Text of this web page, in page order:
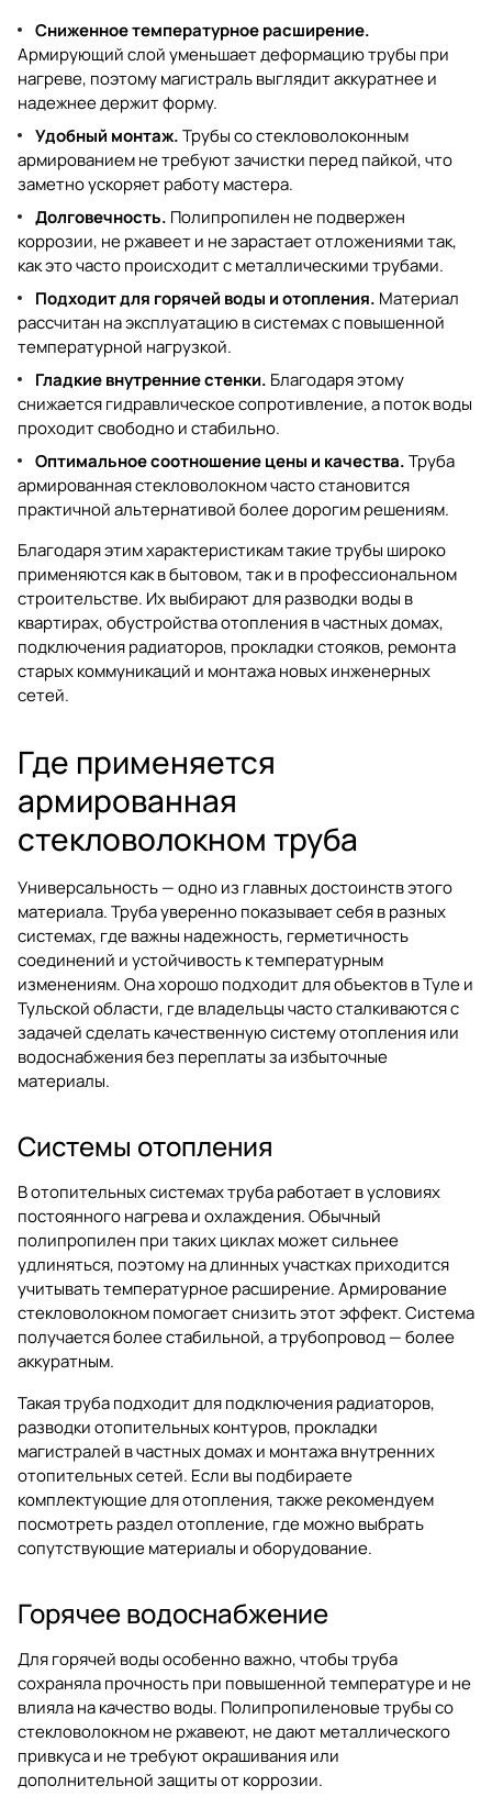
Сниженное температурное расширение.
Армирующий слой уменьшает деформацию трубы при
нагреве, поэтому магистраль выглядит аккуратнее и
надежнее держит форму.
Удобный монтаж.Трубы со стекловолоконным
армированием не требуют зачистки перед пайкой, что
заметно ускоряет работу мастера.
Долговечность. Полипропилен не подвержен
коррозии, не ржавеет и не зарастает отложениями так,
как это часто происходит с металлическими трубами.
Подходит для горячей воды и отопления. Материал
рассчитан на эксплуатацию в системах с повышенной
температурной нагрузкой.
Гладкие внутренние стенки. Благодаря этому
снижается гидравлическое сопротивление, а поток воды
проходит свободно и стабильно.
Оптимальное соотношение цены и качества.Труба
армированная стекловолокном часто становится
практичной альтернативой более дорогим решениям.
Благодаря этим характеристикам такие трубы широко
применяются как в бытовом, так и в профессиональном
строительстве. Их выбирают для разводки воды в
квартирах, обустройства отопления в частных домах,
подключения радиаторов, прокладки стояков, ремонта
старых коммуникаций и монтажа новых инженерных
сетей.
Где применяется
армированная
стекловолокном труба
Универсальность — одно из главных достоинств этого
материала. Труба уверенно показывает себя в разных
системах, где важны надежность, герметичность
соединений и устойчивость к температурным
изменениям. Она хорошо подходит для объектов в Туле и
Тульской области, где владельцы часто сталкиваются с
задачей сделать качественную систему отопления или
водоснабжения без переплаты за избыточные
материалы.
Системы отопления
В отопительных системах труба работает в условиях
постоянного нагрева и охлаждения. Обычный
полипропилен при таких циклах может сильнее
удлиняться, поэтому на длинных участках приходится
учитывать температурное расширение. Армирование
стекловолокном помогает снизить этот эффект. Система
получается более стабильной, а трубопровод — более
аккуратным.
Такая труба подходит для подключения радиаторов,
разводки отопительных контуров, прокладки
магистралей в частных домах и монтажа внутренних
отопительных сетей. Если вы подбираете
комплектующие для отопления, также рекомендуем
посмотреть разделотопление, где можно выбрать
сопутствующие материалы и оборудование.
Горячее водоснабжение
Для горячей воды особенно важно, чтобы труба
сохраняла прочность при повышенной температуре и не
влияла на качество воды. Полипропиленовые трубы со
стекловолокном не ржавеют, не дают металлического
привкуса и не требуют окрашивания или
дополнительной защиты от коррозии.